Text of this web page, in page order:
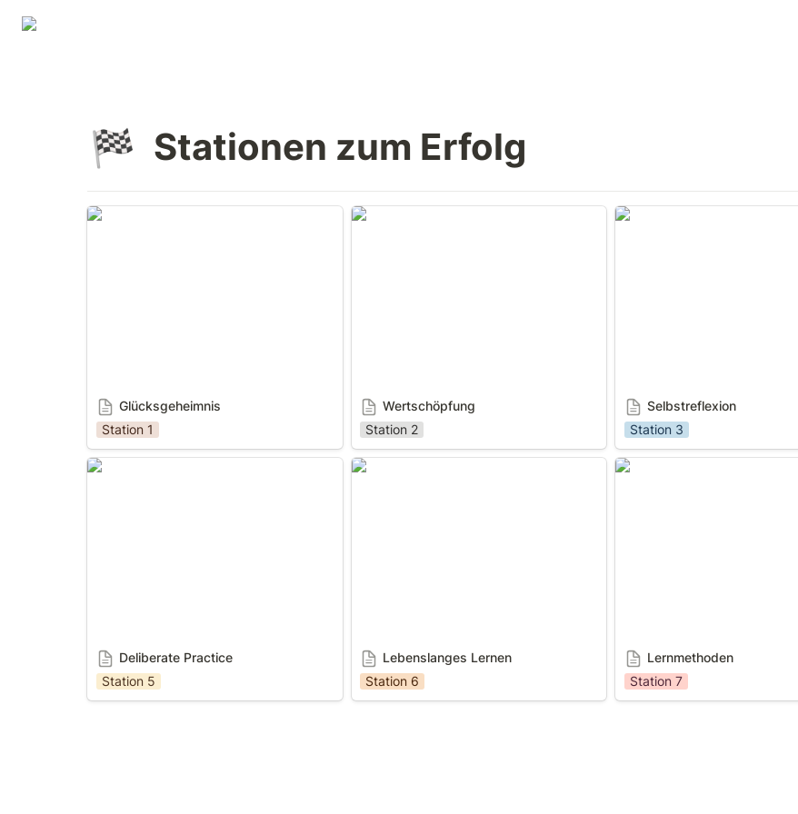
🏁 Stationen zum Erfolg
Glücksgeheimnis
Glücksgeheimnis
Station 1
Wertschöpfung
Wertschöpfung
Station 2
Selbstreflexion
Selbstreflexion
Station 3
Deliberate Practice
Deliberate Practice
Station 5
Lebenslanges Lernen
Lebenslanges Lernen
Station 6
Lernmethoden
Lernmethoden
Station 7